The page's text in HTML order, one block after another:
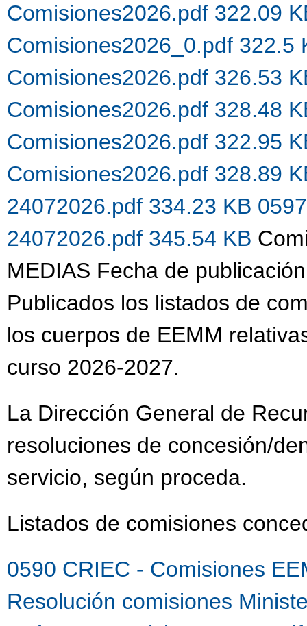
Comisiones2026.pdf 322.09
Comisiones2026_0.pdf 322.5
Comisiones2026.pdf 326.53
Comisiones2026.pdf 328.48
Comisiones2026.pdf 322.95
Comisiones2026.pdf 328.89
24072026.pdf 334.23 KB
24072026.pdf 345.54 KB
MEDIAS Fecha de
Publicados los listados de
los cuerpos de EEMM
curso 2026-2027.
La Dirección General de
resoluciones de concesión/
servicio, según proceda.
Listados de comisiones
0590 CRIEC - Comisiones
Resolución comisiones